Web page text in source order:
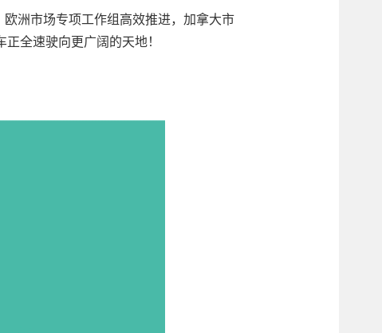
欧洲市场专项工作组高效推进，加拿大市
全速驶向更广阔的天地！